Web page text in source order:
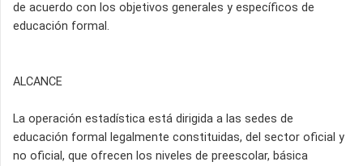
de acuerdo con los objetivos generales y específicos de
educación formal.
ALCANCE
La operación estadística está dirigida a las sedes de
educación formal legalmente constituidas, del sector oficial y
no oficial, que ofrecen los niveles de preescolar, básica